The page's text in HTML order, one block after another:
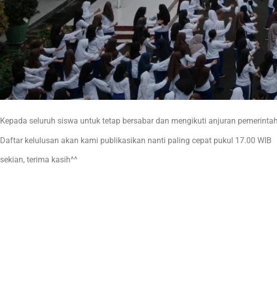
Kepada seluruh siswa untuk tetap bersabar dan mengikuti anjuran
Daftar kelulusan akan kami publikasikan nanti paling cepat pukul 17.00 WIB
sekian, terima kasih^^